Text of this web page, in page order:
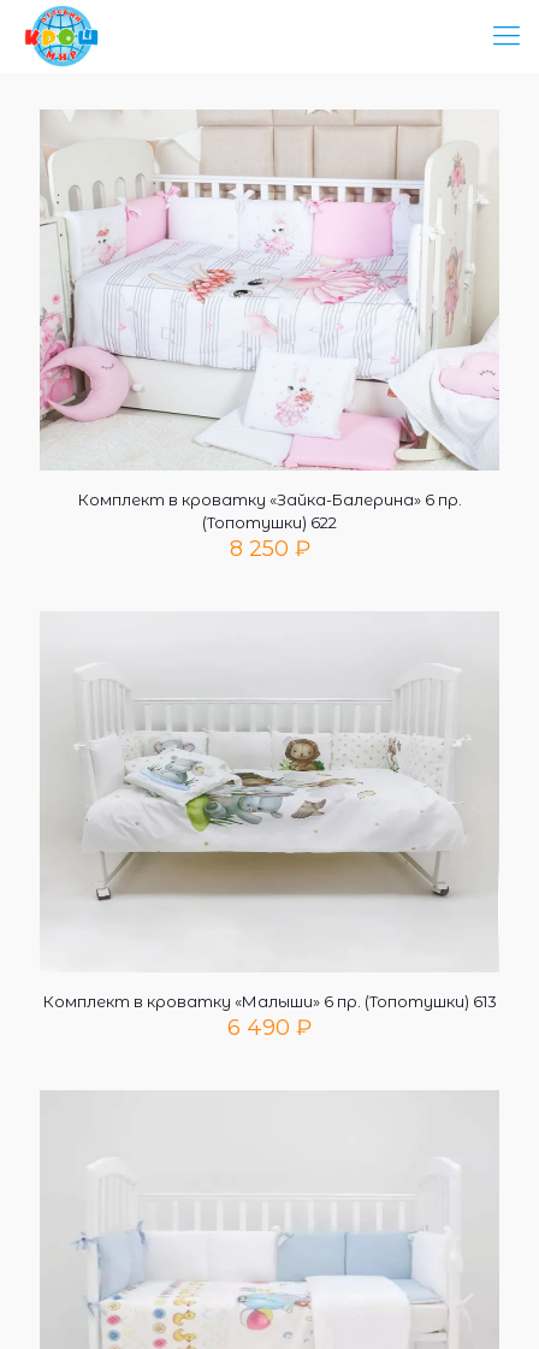
Комплект в кроватку «Зайка-Балерина» 6 пр.
(Топотушки) 622
8 250 ₽
Комплект в кроватку «Малыши» 6 пр. (Топотушки) 613
6 490 ₽